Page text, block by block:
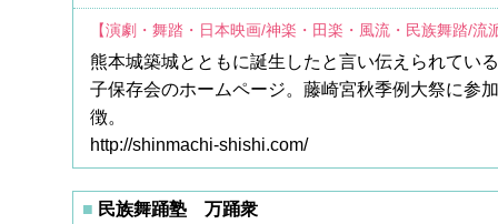
【演劇・舞踏・日本映画/神楽・田楽・風流・民族舞踏/流
熊本城築城とともに誕生したと言い伝えられてい
子保存会のホームページ。藤崎宮秋季例大祭に参
徴。
http://shinmachi-shishi.com/
民族舞踊塾 万踊衆